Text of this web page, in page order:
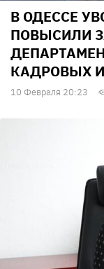
В ОДЕССЕ
ПОВЫСИЛИ
КАДРОВЫХ
10 Февраля 20:23